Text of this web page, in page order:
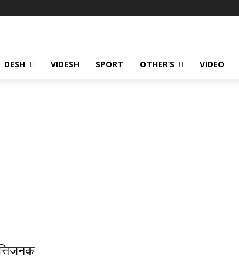
DESH VIDESH SPORT OTHER’S VIDEO